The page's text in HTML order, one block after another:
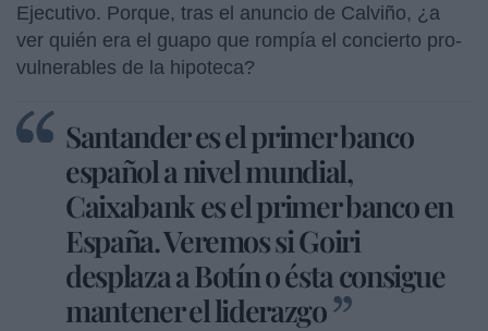
Ejecutivo. Porque, tras el anuncio de Calviño, ¿a
ver quién era el guapo que rompía el concierto pro-
vulnerables de la hipoteca?
Santander es el primer banco
español a nivel mundial,
Caixabank es el primer banco en
España. Veremos si Goiri
desplaza a Botín o ésta consigue
mantener el liderazgo